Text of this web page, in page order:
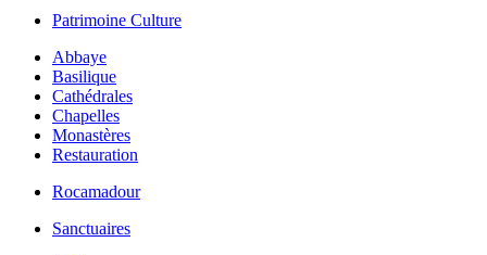
Patrimoine Culture
Abbaye
Basilique
Cathédrales
Chapelles
Monastères
Restauration
Rocamadour
Sanctuaires